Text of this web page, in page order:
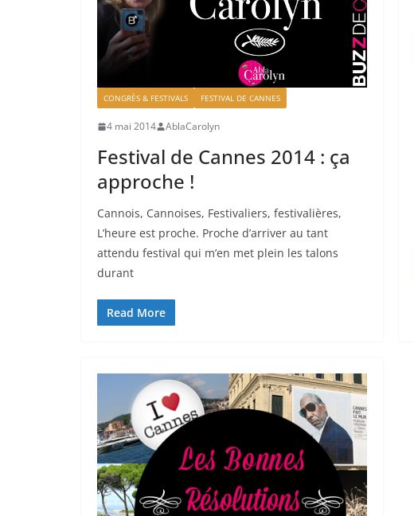
CONGRÈS & FESTIVALS FESTIVAL DE CANNES
4 mai 2014 AblaCarolyn
Festival de Cannes 2014 : ça
approche !
Cannois, Cannoises, Festivaliers, festivalières,
L’heure est proche. Proche d’arriver au tant
attendu festival qui m’en met plein les talons
durant
Read More